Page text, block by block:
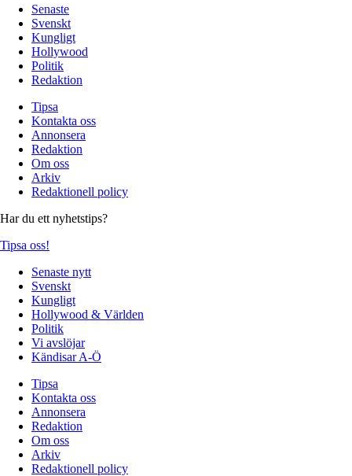
Senaste
Svenskt
Kungligt
Hollywood
Politik
Redaktion
Tipsa
Kontakta oss
Annonsera
Redaktion
Om oss
Arkiv
Redaktionell policy
Har du ett nyhetstips?
Tipsa oss!
Senaste nytt
Svenskt
Kungligt
Hollywood & Världen
Politik
Vi avslöjar
Kändisar A-Ö
Tipsa
Kontakta oss
Annonsera
Redaktion
Om oss
Arkiv
Redaktionell policy